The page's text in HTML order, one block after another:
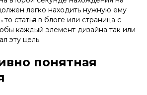
легко находить нужную ему
статья в блоге или страница с
каждый элемент дизайна так или
эту цель.
понятная